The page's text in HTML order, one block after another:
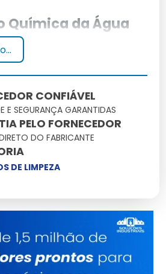
Química da Água
também conhecida como
Sua fórmula química é NaOCl,
sódio e água.
da Água
Água Sanitária e
e
CONFIÁVEL
E SEGURANÇA GARANTIDAS
PELO FORNECEDOR
DO FABRICANTE
DE LIMPEZA